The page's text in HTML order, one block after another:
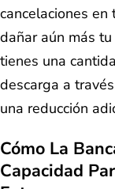
cancelaciones
dañar aún más
tienes una
descarga a
una reducción
Cómo La
Capacidad